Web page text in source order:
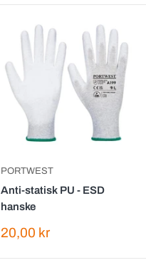
PORTWEST
Anti-statisk PU - ESD
hanske
Salgspris
20,00 kr